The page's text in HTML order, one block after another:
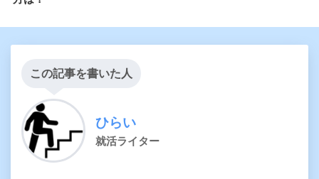
この記事を書いた人
ひらい
就活ライター